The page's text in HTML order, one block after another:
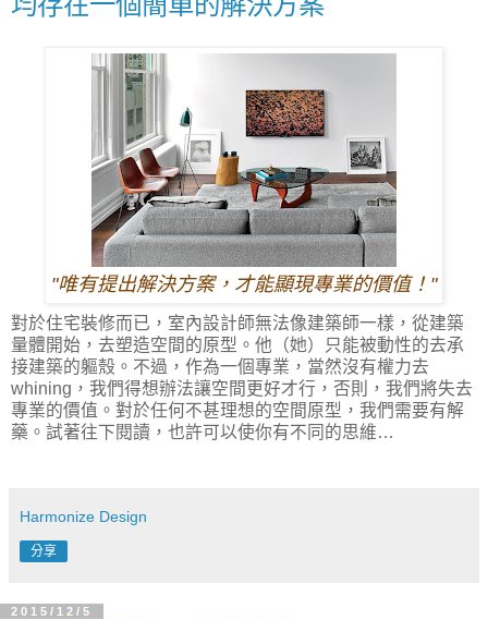
"唯有提出解決方案，才能顯現專業的價值！"
對於住宅裝修而已，室內設計師無法像建築師一樣，從建築
量體開始，去塑造空間的原型。他（她）只能被動性的去承
接建築的軀殼。不過，作為一個專業，當然沒有權力去
whining ，我們得想辦法讓空間更好才行，否則，我們將失去
專業的價值。對於任何不甚理想的空間原型，我們需要有解
藥。試著往下閱讀，也許可以使你有不同的思維…
Harmonize Design
分享
2015/12/5